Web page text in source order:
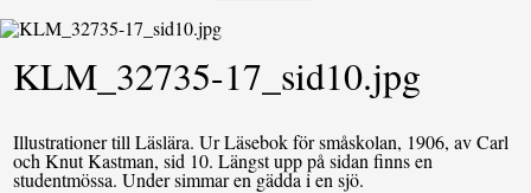
KLM_32735-17_sid10.jpg
Illustrationer till Läslära. Ur Läsebok för småskolan, 1906, av Carl
och Knut Kastman, sid 10. Längst upp på sidan finns en
studentmössa. Under simmar en gädda i en sjö.